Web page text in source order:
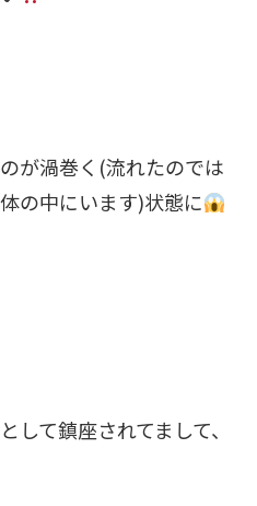
が渦巻く(流れたのでは
の中にいます)状態に
て鎮座されてまして、